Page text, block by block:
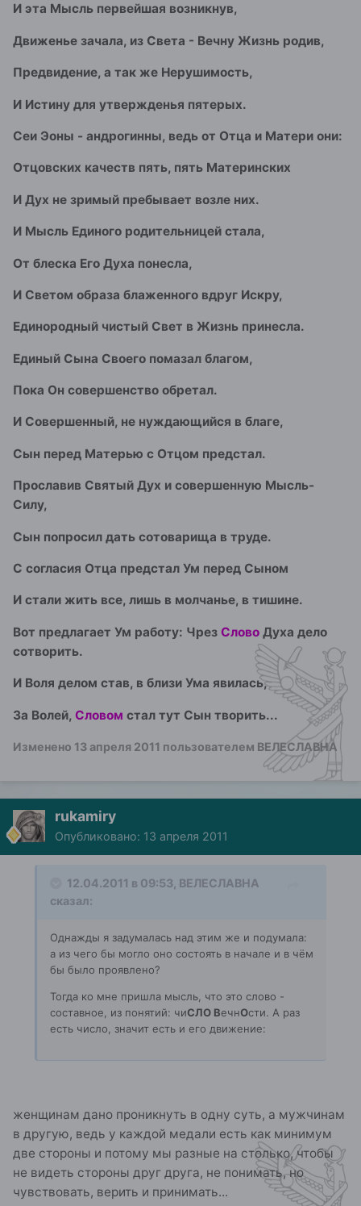
И эта Мысль первейшая возникнув,
Движенье зачала, из Света - Вечну Жизнь родив,
Предвидение, а так же Нерушимость,
И Истину для утвержденья пятерых.
Сеи Эоны - андрогинны, ведь от Отца и Матери они:
Отцовских качеств пять, пять Материнских
И Дух не зримый пребывает возле них.
И Мысль Единого родительницей стала,
От блеска Его Духа понесла,
И Светом образа блаженного вдруг Искру,
Единородный чистый Свет в Жизнь принесла.
Единый Сына Своего помазал благом,
Пока Он совершенство обретал.
И Совершенный, не нуждающийся в благе,
Сын перед Матерью с Отцом предстал.
Прославив Святый Дух и совершенную Мысль-
Силу,
Сын попросил дать сотоварища в труде.
С согласия Отца предстал Ум перед Сыном
И стали жить все, лишь в молчанье, в тишине.
Вот предлагает Ум работу: Чрез Слово Духа дело
сотворить.
И Воля делом став, в близи Ума явилась,
За Волей, Словом стал тут Сын творить...
Изменено 13 апреля 2011 пользователем ВЕЛЕСЛАВНА
rukamiry
Опубликовано: 13 апреля 2011
12.04.2011 в 09:53, ВЕЛЕСЛАВНА
сказал:
Однажды я задумалась над этим же и подумала:
а из чего бы могло оно состоять в начале и в чём
бы было проявлено?
Тогда ко мне пришла мысль, что это слово -
составное, из понятий: чиСЛО ВечнОсти. А раз
есть число, значит есть и его движение:
женщинам дано проникнуть в одну суть, а мужчинам
в другую, ведь у каждой медали есть как минимум
две стороны и потому мы разные на столько, чтобы
не видеть стороны друг друга, не понимать, но
чувствовать, верить и принимать...